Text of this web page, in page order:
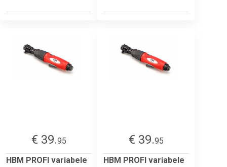
€ 39.95
HBM PROFI variabele
€ 39.95
HBM PROFI variabele